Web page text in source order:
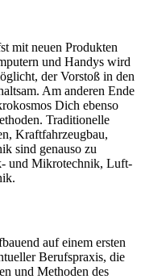
mit neuen Produkten
und Handys wird
der Vorstoß in den
Am anderen Ende
Dich ebenso
Traditionelle
Kraftfahrzeugbau,
sind genauso zu
und Mikrotechnik, Luft-
auf einem ersten
Berufspraxis, die
und Methoden des